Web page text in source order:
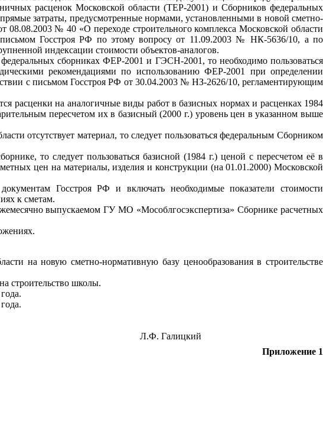
расценок Московской области (ТЕР-2001) и Сборников федеральных
затраты, предусмотренные нормами, установленными в новой сметно-
№ 40 «О переходе строительного комплекса Московской области
Госстроя РФ по этому вопросу от 11.09.2003 № НК-5636/10, а по
индексации стоимости объектов-аналогов.
сборниках ФЕР-2001 и ГЭСН-2001, то необходимо пользоваться
рекомендациями по использованию ФЕР-2001 при определении
с письмом Госстроя РФ от 30.04.2003 № НЗ-2626/10, регламентирующим
на аналогичные виды работ в базисных нормах и расценках 1984
пересчетом их в базисный (2000 г.) уровень цен в указанном выше
отсутствует материал, то следует пользоваться федеральным Сборником
то следует пользоваться базисной (1984 г.) ценой с пересчетом её в
цен на материалы, изделия и конструкции (на 01.01.2000) Московской
Госстроя РФ и включать необходимые показатели стоимости
к сметам.
выпускаемом ГУ МО «Мособлгосэкспертиза» Сборнике расчетных
на новую сметно-нормативную базу ценообразования в строительстве
строительство школы.
Л.Ф. Галицкий
Приложение 1